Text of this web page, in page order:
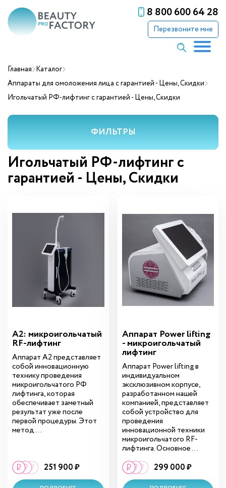
8 800 600 64 28
Перезвоните мне
Главная Каталог
Аппараты для омоложения лица с гарантией - Цены, Скидки
Игольчатый РФ-лифтинг с гарантией - Цены, Скидки
ФИЛЬТРЫ
Игольчатый РФ-лифтинг с
гарантией - Цены, Скидки
A2: микроигольчатый
RF-лифтинг
Аппарат A2 представляет
собой инновационную
технику проведения
микроигольчатого РФ
лифтинга, которая
обеспечивает заметный
результат уже после
первой процедуры. Этот
метод ...
251 900 ₽
Аппарат Power lifting
- микроигольчатый
лифтинг
Аппарат Power lifting в
индивидуальном
эксклюзивном корпусе,
разработанном нашей
компанией, представляет
собой устройство для
проведения
инновационной техники
микроигольчатого RF-
лифтинга. Основное ...
299 000 ₽